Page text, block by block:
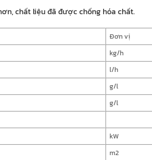
chất liệu đã được chống hóa chất.
Đơn vị
kg/h
l/h
g/l
g/l
kW
m2